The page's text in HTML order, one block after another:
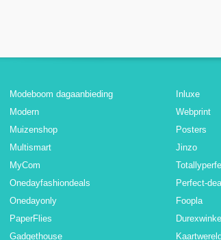
Modeboom dagaanbieding
Modern
Muizenshop
Multismart
MyCom
Onedayfashiondeals
Onedayonly
PaperFlies
Gadgethouse
Inluxe
Webprint
Posters
Jinzo
Perfect-
Foopla
Durexwinkel
Kaartwereld